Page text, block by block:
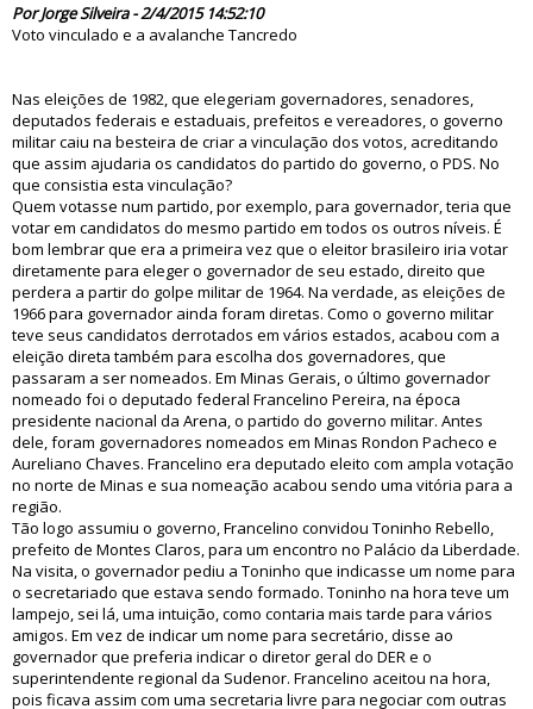
Por Jorge Silveira - 2/4/2015 14:52:10
Voto vinculado e a avalanche Tancredo
Nas eleições de 1982, que elegeriam governadores, senadores,
deputados federais e estaduais, prefeitos e vereadores, o governo
militar caiu na besteira de criar a vinculação dos votos, acreditando
que assim ajudaria os candidatos do partido do governo, o PDS. No
que consistia esta vinculação?
Quem votasse num partido, por exemplo, para governador, teria que
votar em candidatos do mesmo partido em todos os outros níveis. É
bom lembrar que era a primeira vez que o eleitor brasileiro iria votar
diretamente para eleger o governador de seu estado, direito que
perdera a partir do golpe militar de 1964. Na verdade, as eleições de
1966 para governador ainda foram diretas. Como o governo militar
teve seus candidatos derrotados em vários estados, acabou com a
eleição direta também para escolha dos governadores, que
passaram a ser nomeados. Em Minas Gerais, o último governador
nomeado foi o deputado federal Francelino Pereira, na época
presidente nacional da Arena, o partido do governo militar. Antes
dele, foram governadores nomeados em Minas Rondon Pacheco e
Aureliano Chaves. Francelino era deputado eleito com ampla votação
no norte de Minas e sua nomeação acabou sendo uma vitória para a
região.
Tão logo assumiu o governo, Francelino convidou Toninho Rebello,
prefeito de Montes Claros, para um encontro no Palácio da Liberdade.
Na visita, o governador pediu a Toninho que indicasse um nome para
o secretariado que estava sendo formado. Toninho na hora teve um
lampejo, sei lá, uma intuição, como contaria mais tarde para vários
amigos. Em vez de indicar um nome para secretário, disse ao
governador que preferia indicar o diretor geral do DER e o
superintendente regional da Sudenor. Francelino aceitou na hora,
pois ficava assim com uma secretaria livre para negociar com outras